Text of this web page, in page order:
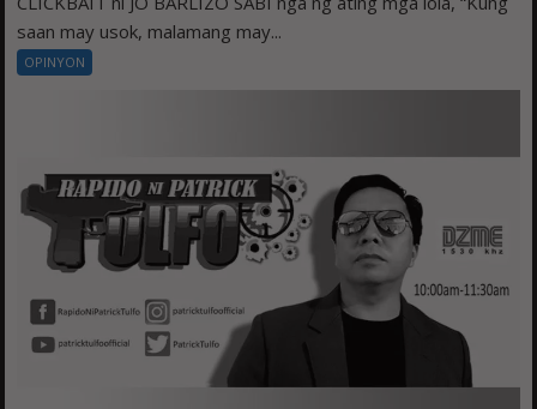
saan may usok, malamang may...
OPINYON